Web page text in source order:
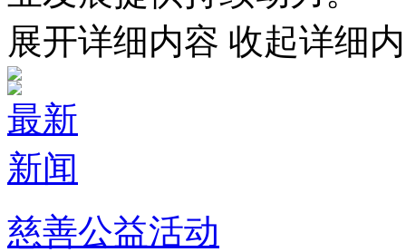
展开详细内容 收起详细
最新
新闻
慈善公益活动